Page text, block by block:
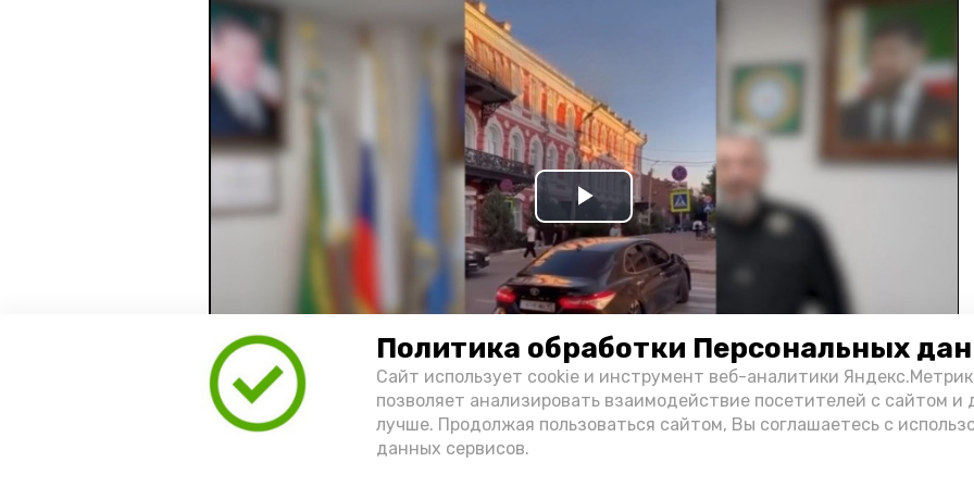
Политика обработки Персональных
Сайт использует cookie и инструмент веб-аналитики
позволяет анализировать взаимодействие посетителей с сайтом и
лучше. Продолжая пользоваться сайтом, Вы соглашаетесь с
данных сервисов.
Play
Video
Видео: управление пресс-службы и информации администрации губернатора АО